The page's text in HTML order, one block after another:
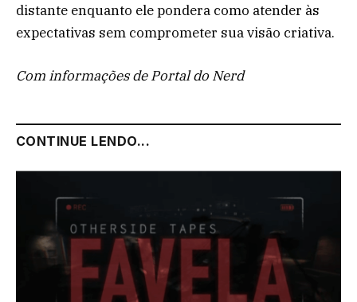
distante enquanto ele pondera como atender às
expectativas sem comprometer sua visão criativa.
Com informações de Portal do Nerd
CONTINUE LENDO...